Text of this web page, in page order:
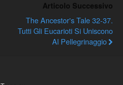
Articolo Successivo
The Ancestor's Tale 32-37.
Tutti Gli Eucarioti Si Uniscono
Al Pellegrinaggio